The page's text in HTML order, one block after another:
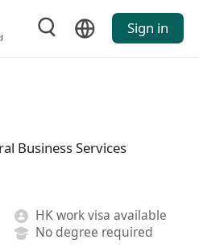
Sign in
Business Services
HK work visa available
No degree required